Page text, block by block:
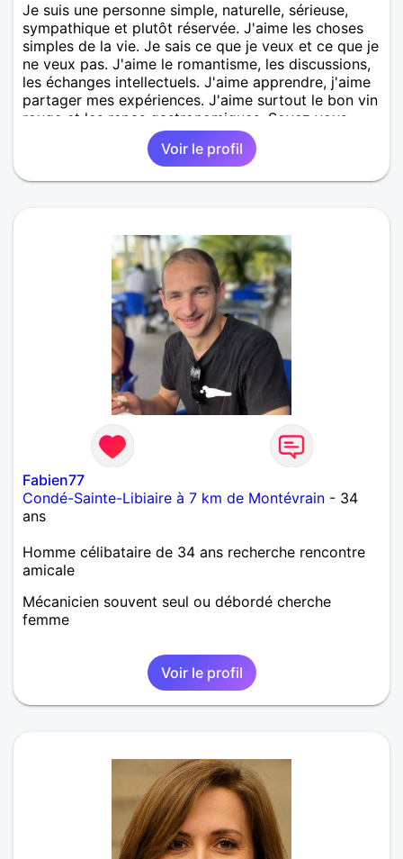
Je suis une personne simple, naturelle, sérieuse,
sympathique et plutôt réservée. J'aime les choses
simples de la vie. Je sais ce que je veux et ce que je
ne veux pas. J'aime le romantisme, les discussions,
les échanges intellectuels. J'aime apprendre, j'aime
partager mes expériences. J'aime surtout le bon vin
rouge et les repas gastronomiques. Soyez vous
même et n'hésitez pas à me contacter. :)
Voir le profil
Fabien77
Condé-Sainte-Libiaire à 7 km de Montévrain - 34
ans
Homme célibataire de 34 ans recherche rencontre
amicale
Mécanicien souvent seul ou débordé cherche
femme
Voir le profil